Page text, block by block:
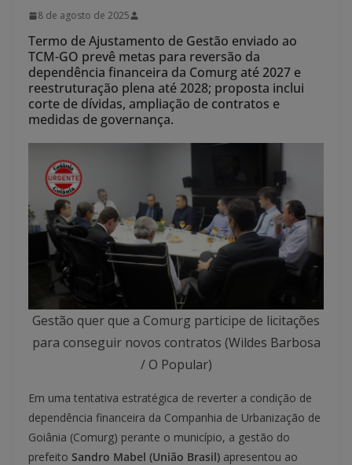
8 de agosto de 2025
Termo de Ajustamento de Gestão enviado ao
TCM-GO prevê metas para reversão da
dependência financeira da Comurg até 2027 e
reestruturação plena até 2028; proposta inclui
corte de dívidas, ampliação de contratos e
medidas de governança.
Gestão quer que a Comurg participe de licitações
para conseguir novos contratos (Wildes Barbosa
/ O Popular)
Em uma tentativa estratégica de reverter a condição de
dependência financeira da Companhia de Urbanização de
Goiânia (Comurg) perante o município, a gestão do
prefeito Sandro Mabel (União Brasil) apresentou ao